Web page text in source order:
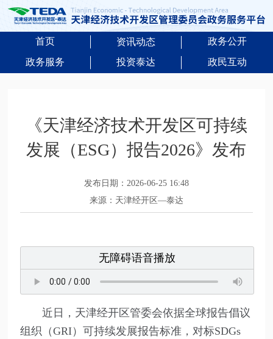
首页 资讯动态
政务公开
政务服务
投资泰达 政民互动
《天津经济技术开发区可持续
发展（ESG）报告2026》发布
发布日期：2026-06-25 16:48
来源：天津经开区—泰达
无障碍语音播放
近日，天津经开区管委会依据全球报告倡议
组织（GRI）可持续发展报告标准，对标SDGs